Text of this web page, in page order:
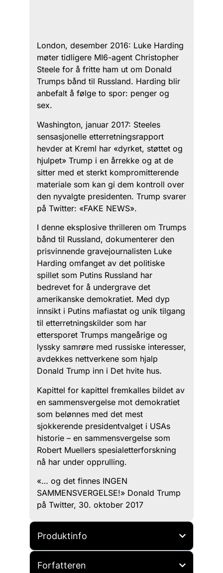
London, desember 2016: Luke Harding
møter tidligere MI6-agent Christopher
Steele for å fritte ham ut om Donald
Trumps bånd til Russland. Harding blir
anbefalt å følge to spor: penger og
sex.
Washington, januar 2017: Steeles
sensasjonelle etterretningsrapport
hevder at Kreml har «dyrket, støttet og
hjulpet» Trump i en årrekke og at de
sitter med et sterkt kompromitterende
materiale som kan gi dem kontroll over
den nyvalgte presidenten. Trump svarer
på Twitter: «FAKE NEWS».
I denne eksplosive thrilleren om Trumps
bånd til Russland, dokumenterer den
prisvinnende gravejournalisten Luke
Harding omfanget av det politiske
spillet som Putins Russland har
bedrevet for å undergrave det
amerikanske demokratiet. Med dyp
innsikt i Putins mafiastat og unik tilgang
til etterretningskilder som har
ettersporet Trumps mangeårige og
lyssky samrøre med russiske interesser,
avdekkes nettverkene som hjalp
Donald Trump inn i Det hvite hus.
Kapittel for kapittel fremkalles bildet av
en sammensvergelse mot demokratiet
som belønnes med det mest
sjokkerende presidentvalget i USAs
historie – en sammensvergelse som
Robert Muellers spesialetterforskning
nå har under opprulling.
«… og det finnes INGEN
SAMMENSVERGELSE!» Donald Trump
på Twitter, 30. oktober 2017
Produktinfo
Forfatteren